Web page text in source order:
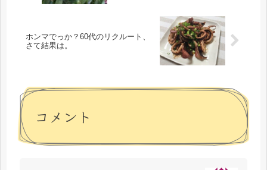
ホンマでっか？60代のリクルート、
さて結果は。
コメント